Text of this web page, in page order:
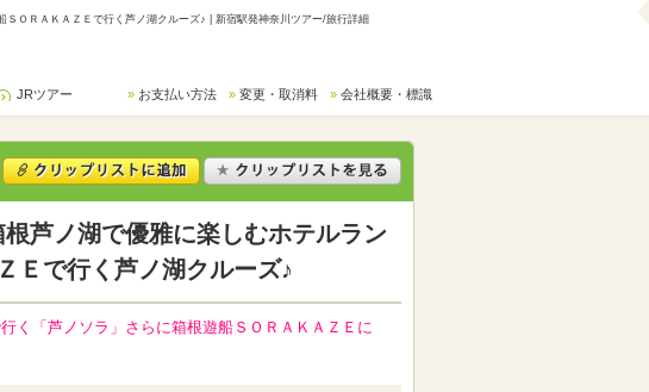
ＯＲＡＫＡＺＥで行く芦ノ湖クルーズ♪ | 新宿駅発神奈川ツアー/旅行詳細
JRツアー お支払い方法 変更・取消料 会社概要・標識
芦ノ湖で優雅に楽しむホテルラン
Ｅで行く芦ノ湖クルーズ♪
く「芦ノソラ」さらに箱根遊船ＳＯＲＡＫＡＺＥに